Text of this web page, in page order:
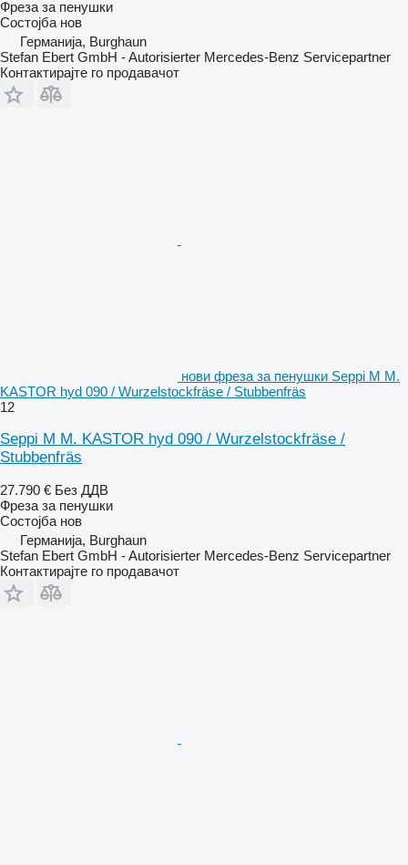
Фреза за пенушки
Состојба нов
Германија, Burghaun
Stefan Ebert GmbH - Autorisierter Mercedes-Benz Servicepartner
Контактирајте го продавачот
нови фреза за пенушки Seppi M M.
KASTOR hyd 090 / Wurzelstockfräse / Stubbenfräs
12
Seppi M M. KASTOR hyd 090 / Wurzelstockfräse /
Stubbenfräs
27.790 € Без ДДВ
Фреза за пенушки
Состојба нов
Германија, Burghaun
Stefan Ebert GmbH - Autorisierter Mercedes-Benz Servicepartner
Контактирајте го продавачот